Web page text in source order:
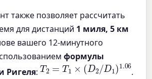
также позволяет рассчитать
для дистанций 1 миля, 5 км
вашего 12-минутного
формулы
Ригеля:
T2=T1×(D2/D1)1.06
.